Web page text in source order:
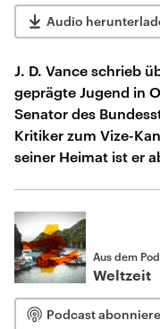
Audio
J. D. Vance schrieb
geprägte Jugend in
Senator des
Kritiker zum Vize-
seiner Heimat ist er
Aus dem
Weltzeit
Podcast